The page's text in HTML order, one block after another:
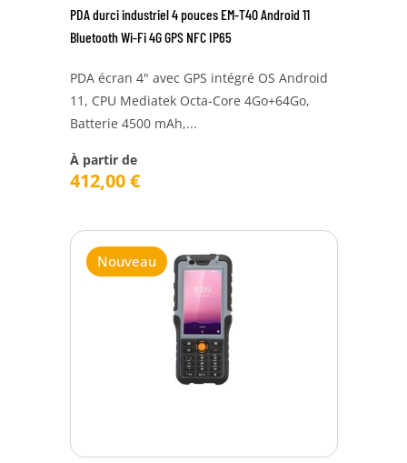
PDA durci industriel 4 pouces EM-T40 Android 11
Bluetooth Wi-Fi 4G GPS NFC IP65
PDA écran 4" avec GPS intégré OS Android
11, CPU Mediatek Octa-Core 4Go+64Go,
Batterie 4500 mAh,...
À partir de
412,00€
Nouveau